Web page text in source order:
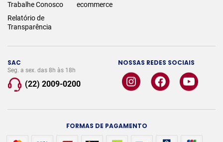
SAC
Seg. a sex. das 8h às 18h
(22) 2009-0200
NOSSAS REDES SOCIAIS
Trabalhe Conosco
Relatório de
Transparência
ecommerce
FORMAS DE PAGAMENTO